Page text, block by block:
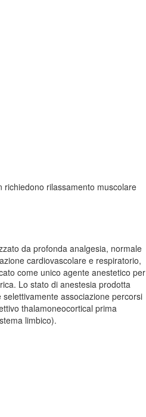
rilassamento muscolare
da profonda analgesia, normale
cardiovascolare e respiratorio,
come unico agente anestetico per
Lo stato di anestesia prodotta
associazione percorsi
thalamoneocortical prima
limbico).